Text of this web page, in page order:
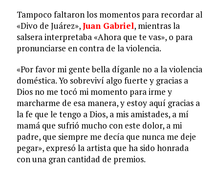
Tampoco faltaron los momentos para recordar al
«Divo de Juárez»,Juan Gabriel, mientras la
salsera interpretaba «Ahora que te vas», o para
pronunciarse en contra de la violencia.
«Por favor mi gente bella díganle no a la violencia
doméstica. Yo sobreviví algo fuerte y gracias a
Dios no me tocó mi momento para irme y
marcharme de esa manera, y estoy aquí gracias a
la fe que le tengo a Dios, a mis amistades, a mí
mamá que sufrió mucho con este dolor, a mi
padre, que siempre me decía que nunca me deje
pegar», expresó la artista que ha sido honrada
con una gran cantidad de premios.